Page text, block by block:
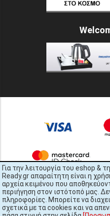
Για την λειτουργία του eshop &
Ready.gr απαραίτητη είναι η
αρχεία κειμένου που
περιήγηση στον ιστότοπό μας.
πληροφορίες. Μπορείτε να
σχετικά με τα cookies και να